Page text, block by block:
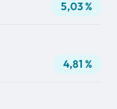
5,03 %
4,81 %